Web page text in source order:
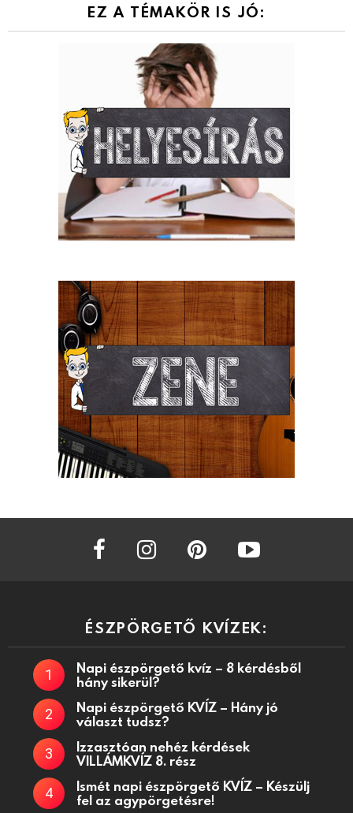
EZ A TÉMAKÖR IS JÓ:
facebook instagram
ÉSZPÖRGETŐ KVÍZEK:
Napi észpörgető kvíz – 8 kérdésből
hány sikerül?
Napi észpörgető KVÍZ – Hány jó
választ tudsz?
Izzasztóan nehéz kérdések
VILLÁMKVÍZ 8. rész
Ismét napi észpörgető KVÍZ – Készülj
fel az agypörgetésre!